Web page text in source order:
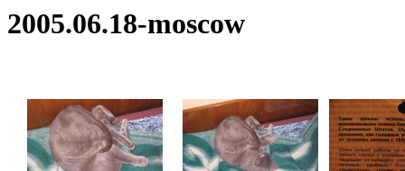
2005.06.18-moscow